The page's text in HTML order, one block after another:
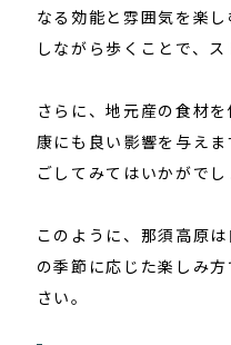
なる効能と雰囲気を楽
しながら歩くことで、
さらに、地元産の食材
康にも良い影響を与え
ごしてみてはいかがでし
このように、那須高原
の季節に応じた楽しみ
さい。